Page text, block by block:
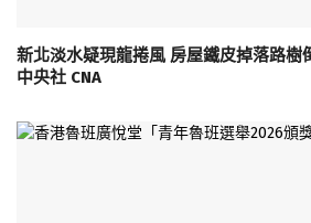
新北淡水疑現龍捲風 房屋鐵皮掉落路樹
中央社 CNA